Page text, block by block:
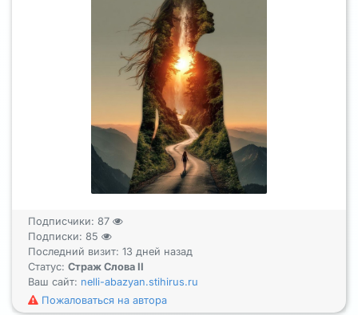
Подписчики: 87
Подписки: 85
Последний визит: 13 дней назад
Статус: Страж Слова II
Ваш сайт: nelli-abazyan.stihirus.ru
Пожаловаться на автора